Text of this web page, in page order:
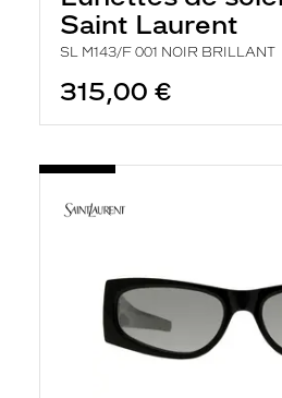
Saint Laurent
SL M143/F 001 NOIR BRILLANT
315,00 €